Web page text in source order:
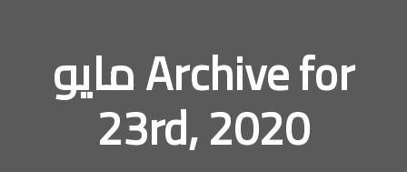
Archive for مايو
23rd, 2020